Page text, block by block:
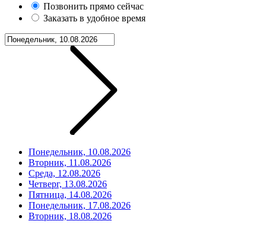
Позвонить прямо сейчас
Заказать в удобное время
Понедельник, 10.08.2026
Вторник, 11.08.2026
Среда, 12.08.2026
Четверг, 13.08.2026
Пятница, 14.08.2026
Понедельник, 17.08.2026
Вторник, 18.08.2026